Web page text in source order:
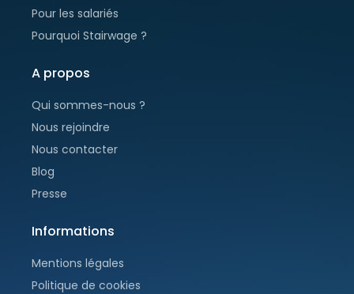
Pour les salariés
Pourquoi Stairwage ?
A propos
Qui sommes-nous ?
Nous rejoindre
Nous contacter
Blog
Presse
Informations
Mentions légales
Politique de cookies